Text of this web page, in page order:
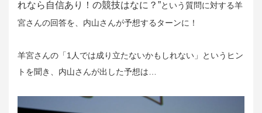
れなら自信あり！の競技はなに？”という質問に対する羊
宮さんの回答を、内山さんが予想するターンに！
羊宮さんの「1人では成り立たないかもしれない」というヒン
トを聞き、内山さんが出した予想は…